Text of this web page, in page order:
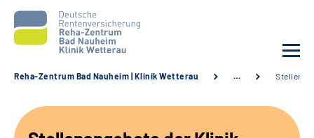
Reha-Zentrum Bad Nauheim | Klinik Wetterau …